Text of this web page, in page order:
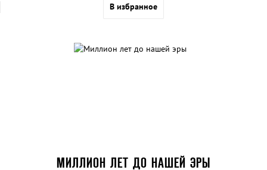
В избранное
МИЛЛИОН ЛЕТ ДО НАШЕЙ ЭРЫ